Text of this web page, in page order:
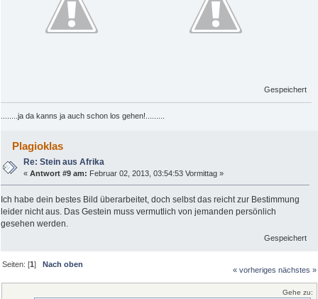
Gespeichert
........ja da kanns ja auch schon los gehen!.........
Plagioklas
Re: Stein aus Afrika
«Antwort #9 am: Februar 02, 2013, 03:54:53 Vormittag »
Ich habe dein bestes Bild überarbeitet, doch selbst das reicht zur Bestimmung
leider nicht aus. Das Gestein muss vermutlich von jemanden persönlich
gesehen werden.
Gespeichert
Seiten: [1]Nach oben
« vorheriges nächstes »
Gehe zu: